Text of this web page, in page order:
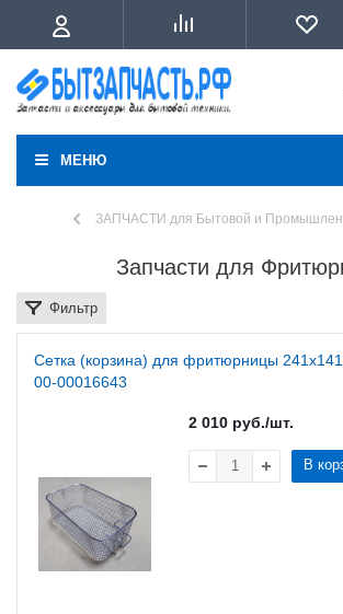
МЕНЮ
ЗАПЧАСТИ для Бытовой и
Запчасти для
Фильтр
Сетка (корзина) для фритюрницы
00-00016643
2 010 руб./шт.
В